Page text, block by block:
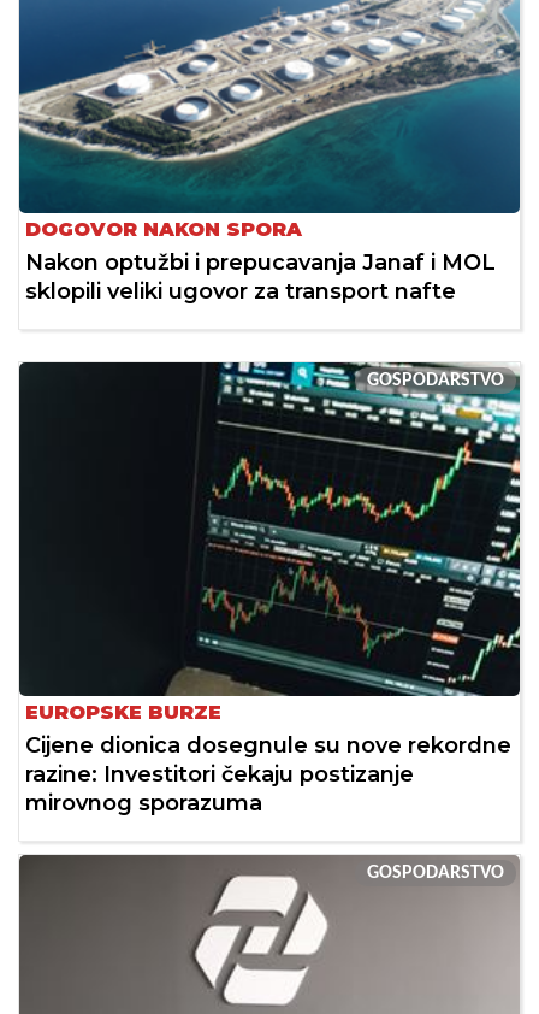
DOGOVOR NAKON SPORA
Nakon optužbi i prepucavanja Janaf i MOL
sklopili veliki ugovor za transport nafte
GOSPODARSTVO
EUROPSKE BURZE
Cijene dionica dosegnule su nove rekordne
razine: Investitori čekaju postizanje
mirovnog sporazuma
GOSPODARSTVO